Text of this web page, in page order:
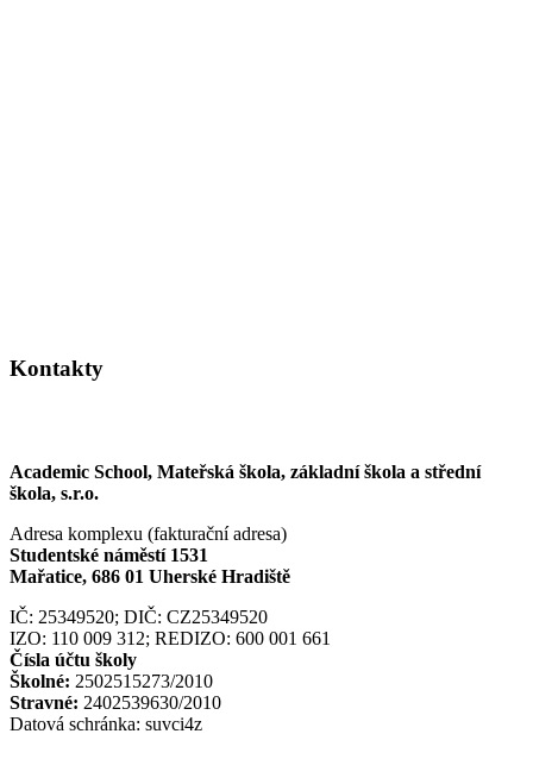
Kontakty
Academic School, Mateřská škola, základní škola a střední
škola, s.r.o.
Adresa komplexu (fakturační adresa)
Studentské náměstí 1531
Mařatice, 686 01 Uherské Hradiště
IČ: 25349520; DIČ: CZ25349520
IZO: 110 009 312; REDIZO: 600 001 661
Čísla účtu školy
Školné: 2502515273/2010
Stravné: 2402539630/2010
Datová schránka: suvci4z